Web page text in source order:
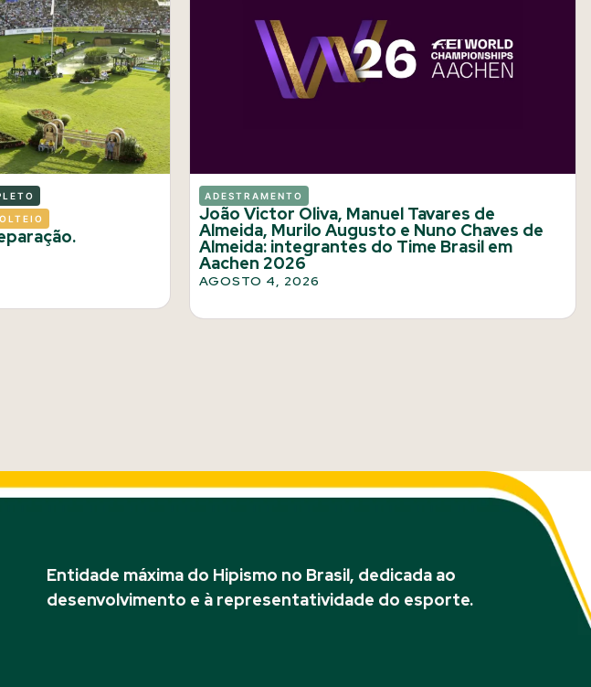
ADESTRAMENTO
João Victor Oliva, Manuel Tavares de
Almeida, Murilo Augusto e Nuno Chaves de
Almeida: integrantes do Time Brasil em
Aachen 2026
AGOSTO 4, 2026
Entidade máxima do Hipismo no Brasil, dedicada ao
desenvolvimento e à representatividade do esporte.